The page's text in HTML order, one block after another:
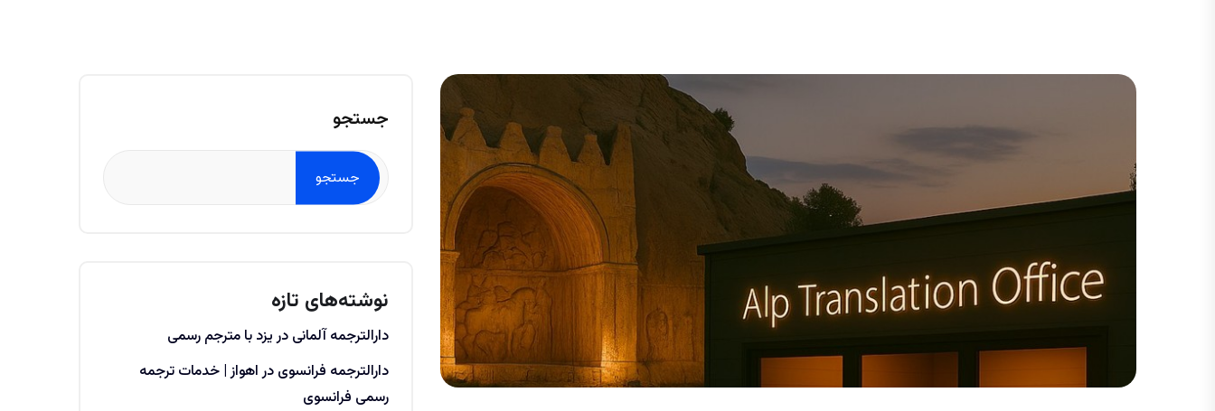
جستجو
جستجو
نوشته‌های تازه
دارالترجمه آلمانی در یزد با مترجم رسمی
دارالترجمه فرانسوی در اهواز | خدمات ترجمه
رسمی فرانسوی